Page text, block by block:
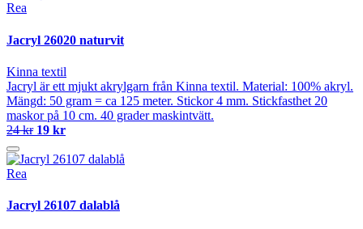
Rea
Jacryl 26020 naturvit
Kinna textil
Jacryl är ett mjukt akrylgarn från Kinna textil. Material: 100% akryl.
Mängd: 50 gram = ca 125 meter. Stickor 4 mm. Stickfasthet 20
maskor på 10 cm. 40 grader maskintvätt.
24 kr 19 kr
Rea
Jacryl 26107 dalablå